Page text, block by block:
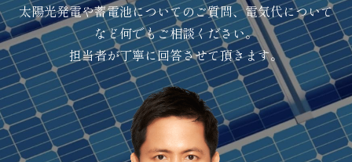
太陽光発電や蓄電池についてのご質問、電気代について
など何でもご相談ください。
担当者が丁寧に回答させて頂きます。